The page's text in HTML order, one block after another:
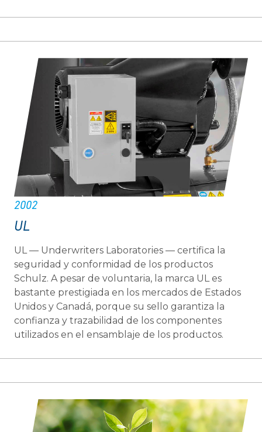
2002
UL
UL — Underwriters Laboratories — certifica la
seguridad y conformidad de los productos
Schulz. A pesar de voluntaria, la marca UL es
bastante prestigiada en los mercados de Estados
Unidos y Canadá, porque su sello garantiza la
confianza y trazabilidad de los componentes
utilizados en el ensamblaje de los productos.